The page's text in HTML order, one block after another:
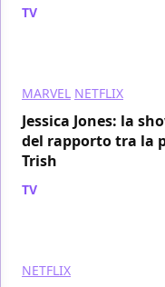
TV
MARVEL NETFLIX
Jessica Jones: la
del rapporto tra la
Trish
TV
NETFLIX